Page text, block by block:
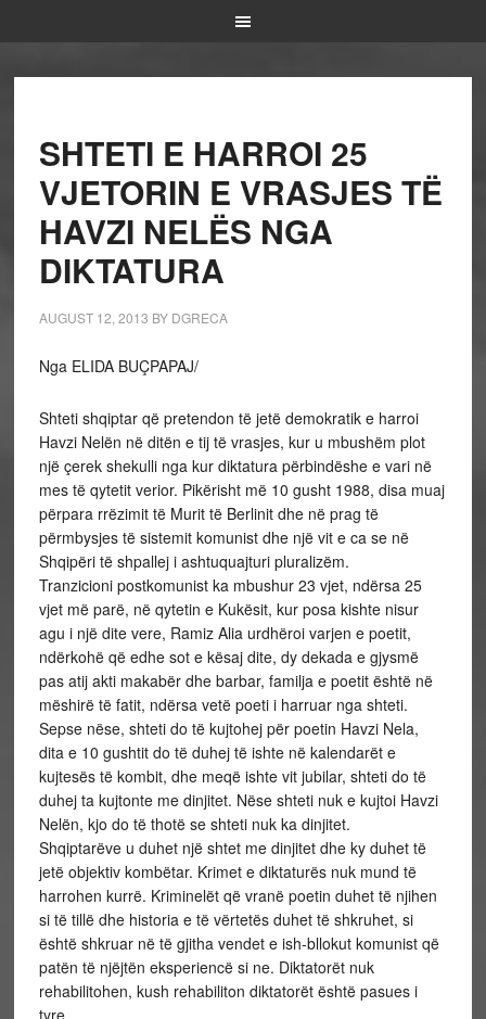
SHTETI E HARROI 25
VJETORIN E VRASJES TË
HAVZI NELËS NGA
DIKTATURA
AUGUST 12, 2013 BY DGRECA
Nga ELIDA BUÇPAPAJ/
Shteti shqiptar që pretendon të jetë demokratik e harroi
Havzi Nelën në ditën e tij të vrasjes, kur u mbushëm plot
një çerek shekulli nga kur diktatura përbindëshe e vari në
mes të qytetit verior. Pikërisht më 10 gusht 1988, disa muaj
përpara rrëzimit të Murit të Berlinit dhe në prag të
përmbysjes të sistemit komunist dhe një vit e ca se në
Shqipëri të shpallej i ashtuquajturi pluralizëm.
Tranzicioni postkomunist ka mbushur 23 vjet, ndërsa 25
vjet më parë, në qytetin e Kukësit, kur posa kishte nisur
agu i një dite vere, Ramiz Alia urdhëroi varjen e poetit,
ndërkohë që edhe sot e kësaj dite, dy dekada e gjysmë
pas atij akti makabër dhe barbar, familja e poetit është në
mëshirë të fatit, ndërsa vetë poeti i harruar nga shteti.
Sepse nëse, shteti do të kujtohej për poetin Havzi Nela,
dita e 10 gushtit do të duhej të ishte në kalendarët e
kujtesës të kombit, dhe meqë ishte vit jubilar, shteti do të
duhej ta kujtonte me dinjitet. Nëse shteti nuk e kujtoi Havzi
Nelën, kjo do të thotë se shteti nuk ka dinjitet.
Shqiptarëve u duhet një shtet me dinjitet dhe ky duhet të
jetë objektiv kombëtar. Krimet e diktaturës nuk mund të
harrohen kurrë. Kriminelët që vranë poetin duhet të njihen
si të tillë dhe historia e të vërtetës duhet të shkruhet, si
është shkruar në të gjitha vendet e ish-bllokut komunist që
patën të njëjtën eksperiencë si ne. Diktatorët nuk
rehabilitohen, kush rehabiliton diktatorët është pasues i
tyre.